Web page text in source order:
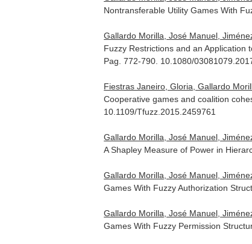
Nontransferable Utility Games With
Gallardo Morilla, José Manuel,
Fuzzy Restrictions and an Application
Pag. 772-790. 10.1080/
Fiestras Janeiro, Gloria, Gallardo
Cooperative games and coalition
10.1109/Tfuzz.2015.2459761
Gallardo Morilla, José Manuel,
A Shapley Measure of Power in
Gallardo Morilla, José Manuel,
Games With Fuzzy Authorization
Gallardo Morilla, José Manuel,
Games With Fuzzy Permission